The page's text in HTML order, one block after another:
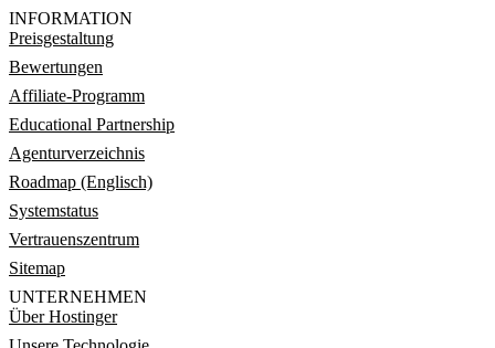
INFORMATION
Preisgestaltung
Bewertungen
Affiliate-Programm
Educational Partnership
Agenturverzeichnis
Roadmap (Englisch)
Systemstatus
Vertrauenszentrum
Sitemap
UNTERNEHMEN
Über Hostinger